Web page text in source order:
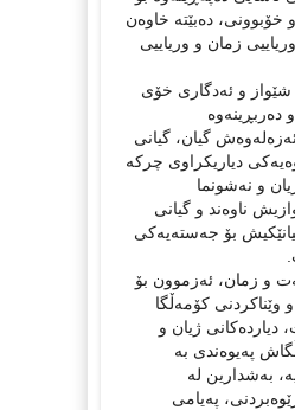
خۆبوونی، دەبێتە خاوەن
زمان و وریاییی
شێواز و ئەدگاری خۆی
دەربڕینەوە
گیان، گیانی
دیاریكراوی چركە
و نەشونما
ناوەند و گیانی
بۆ جەستەیەكی
و زمان، ئەزموون بۆ
وێناكردنی كۆمەڵگا
دیاردەكانی ژیان و
پەیوەندی بە
بەشدارین لە
پەیامی